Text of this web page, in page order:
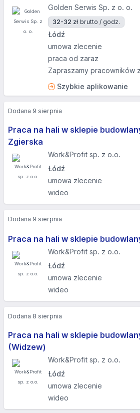
Golden Serwis Sp. z o. o.
32-32 zł brutto / godz.
Łódź
umowa zlecenie
praca od zaraz
Zapraszamy pracowników
Szybkie aplikowanie
Praca na hali w sklepie
Zgierska
Work&Profit sp. z o.o.
Łódź
umowa zlecenie
wideo
Dodana 9 sierpnia
Praca na hali w sklepie
Work&Profit sp. z o.o.
Łódź
umowa zlecenie
wideo
Dodana 9 sierpnia
Praca na hali w sklepie
(Widzew)
Work&Profit sp. z o.o.
Łódź
umowa zlecenie
wideo
Dodana 8 sierpnia